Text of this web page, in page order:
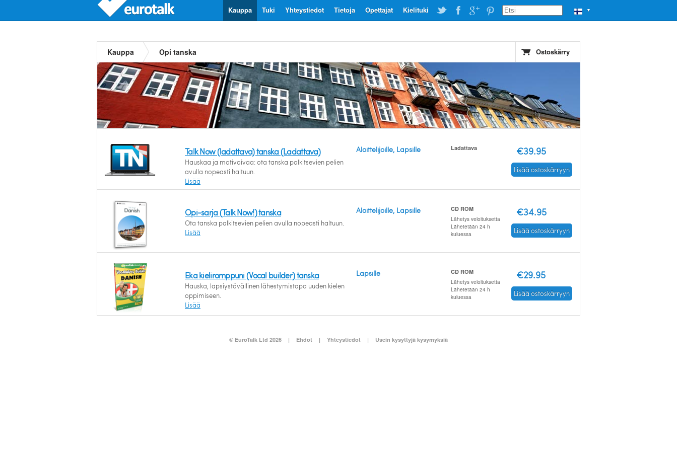
▼
Kielituki
Opettajat
Tietoja
Yhteystiedot
Tuki
Kauppa
Kauppa Opi tanska Ostoskärry
Talk Now (ladattava) tanska (Ladattava)
Hauskaa ja motivoivaa: ota tanska palkitsevien pelien
avulla nopeasti haltuun.
Lisää
Aloittelijoille, Lapsille Ladattava €39.95
Lisää ostoskärryyn
Opi-sarja (Talk Now!) tanska
Ota tanska palkitsevien pelien avulla nopeasti haltuun.
Lisää
Aloittelijoille, Lapsille CD ROM
Lähetys veloituksetta
Lähetetään 24 h
kuluessa
€34.95
Lisää ostoskärryyn
Eka kieliromppuni (Vocal builder) tanska
Hauska, lapsiystävällinen lähestymistapa uuden kielen
oppimiseen.
Lisää
Lapsille CD ROM
Lähetys veloituksetta
Lähetetään 24 h
kuluessa
€29.95
Lisää ostoskärryyn
© EuroTalk Ltd 2026 | Ehdot | Yhteystiedot | Usein kysyttyjä kysymyksiä